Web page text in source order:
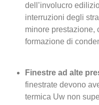
dell’involucro
interruzioni degli
minore prestazione,
formazione di
Finestre ad alte
finestrate devono
termica Uw non